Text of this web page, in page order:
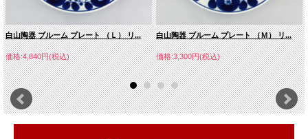
白山陶器 ブルーム プレート （Ｌ） リ...
価格:4,840円(税込)
白山陶器 ブルーム プレート （Ｍ） リ...
価格:3,300円(税込)